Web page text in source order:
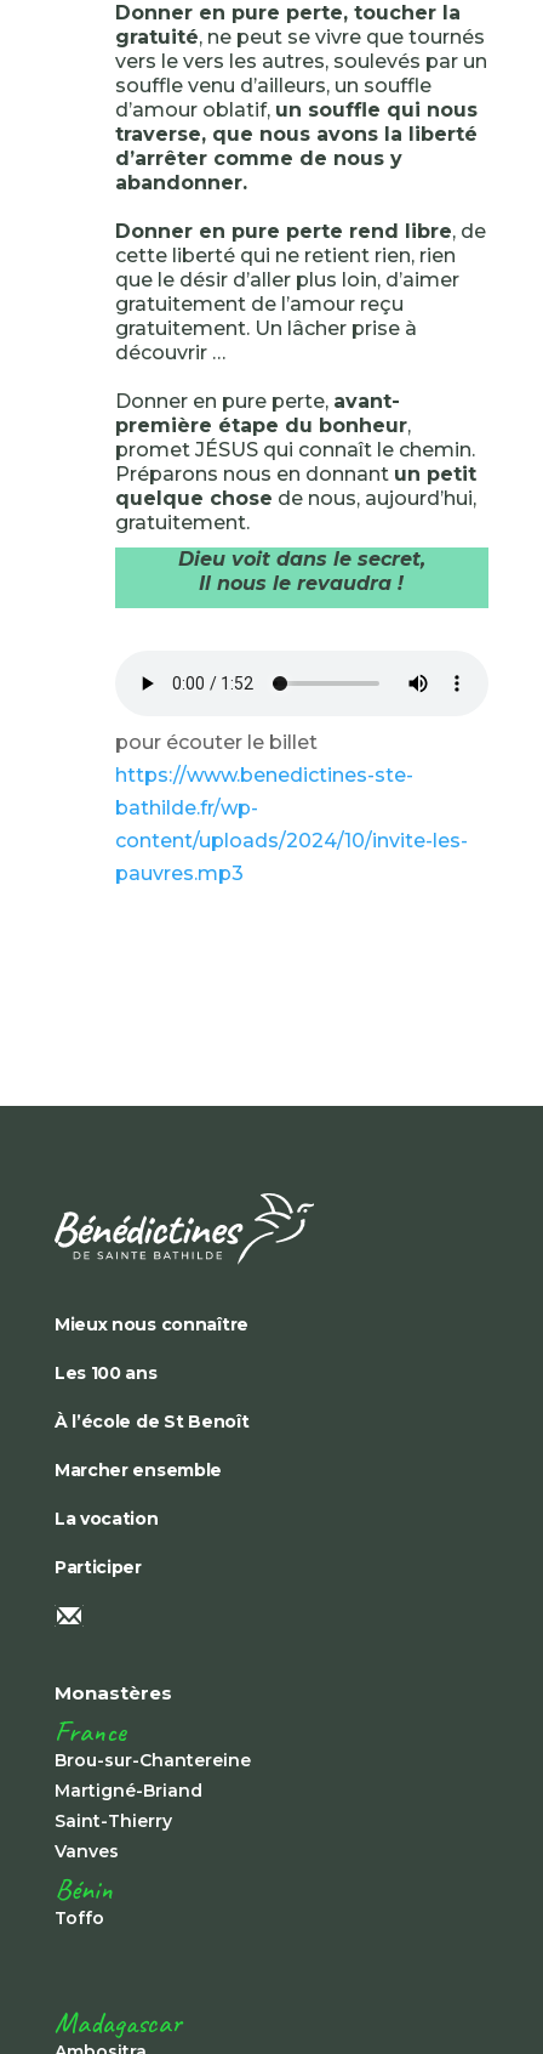
Donner en pure perte, toucher la
gratuité, ne peut se vivre que tournés
vers le vers les autres, soulevés par un
souffle venu d’ailleurs, un souffle
d’amour oblatif, un souffle qui nous
traverse, que nous avons la liberté
d’arrêter comme de nous y
abandonner.
Donner en pure perte rend libre, de
cette liberté qui ne retient rien, rien
que le désir d’aller plus loin, d’aimer
gratuitement de l’amour reçu
gratuitement. Un lâcher prise à
découvrir …
Donner en pure perte, avant-
première étape du bonheur,
promet JÉSUS qui connaît le chemin.
Préparons nous en donnant un petit
quelque chose de nous, aujourd’hui,
gratuitement.
Dieu voit dans le secret,
Il nous le revaudra !
pour écouter le billet
https://www.benedictines-ste-
bathilde.fr/wp-
content/uploads/2024/10/invite-les-
pauvres.mp3
Mieux nous connaître
Les 100 ans
À l’école de St Benoît
Marcher ensemble
La vocation
Participer
Monastères
France
Brou-sur-Chantereine
Martigné-Briand
Saint-Thierry
Vanves
Bénin
Toffo
Madagascar